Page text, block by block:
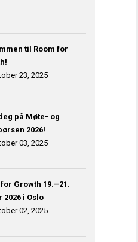
til Room for
23, 2025
på Møte- og
2026!
03, 2025
for Growth 19.–21.
2026 i Oslo
02, 2025